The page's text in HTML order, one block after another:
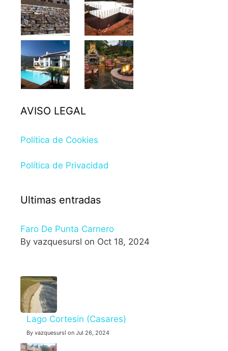
AVISO LEGAL
Política de Cookies
Política de Privacidad
Ultimas entradas
Faro De Punta Carnero
By vazquesursl on Oct 18, 2024
Lago Cortesin (Casares)
By vazquesursl on Jul 26, 2024